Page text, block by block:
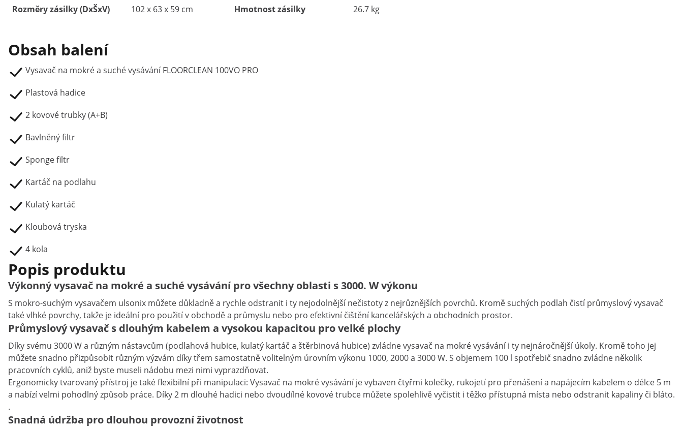
Rozměry zásilky (DxŠxV)
102 x 63 x 59 cm Hmotnost zásilky 26.7 kg
Obsah balení
Vysavač na mokré a suché vysávání FLOORCLEAN 100VO PRO
Plastová hadice
2 kovové trubky (A+B)
Bavlněný filtr
Sponge filtr
Kartáč na podlahu
Kulatý kartáč
Kloubová tryska
4 kola
Popis produktu
Výkonný vysavač na mokré a suché vysávání pro všechny oblasti s 3000. W výkonu
S mokro-suchým vysavačem ulsonix můžete důkladně a rychle odstranit i ty nejodolnější nečistoty z nejrůznějších povrchů. Kromě suchých podlah čistí průmyslový vysavač
také vlhké povrchy, takže je ideální pro použití v obchodě a průmyslu nebo pro efektivní čištění kancelářských a obchodních prostor.
Průmyslový vysavač s dlouhým kabelem a vysokou kapacitou pro velké plochy
Díky svému 3000 W a různým nástavcům (podlahová hubice, kulatý kartáč a štěrbinová hubice) zvládne vysavač na mokré vysávání i ty nejnáročnější úkoly. Kromě toho jej
můžete snadno přizpůsobit různým výzvám díky třem samostatně volitelným úrovním výkonu 1000, 2000 a 3000 W. S objemem 100 l spotřebič snadno zvládne několik
pracovních cyklů, aniž byste museli nádobu mezi nimi vyprazdňovat.
Ergonomicky tvarovaný přístroj je také flexibilní při manipulaci: Vysavač na mokré vysávání je vybaven čtyřmi kolečky, rukojetí pro přenášení a napájecím kabelem o délce 5 m
a nabízí velmi pohodlný způsob práce. Díky 2 m dlouhé hadici nebo dvoudílné kovové trubce můžete spolehlivě vyčistit i těžko přístupná místa nebo odstranit kapaliny či bláto.
.
Snadná údržba pro dlouhou provozní životnost